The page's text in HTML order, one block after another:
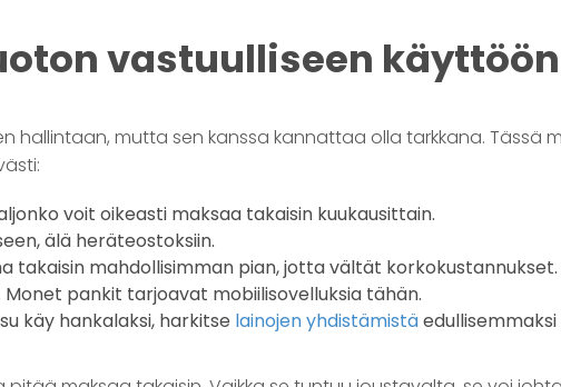
vastuulliseen käyttöön
hallintaan, mutta sen kanssa kannattaa olla tarkkana. Tässä
voit oikeasti maksaa takaisin kuukausittain.
älä heräteostoksiin.
takaisin mahdollisimman pian, jotta vältät korkokustannukset.
pankit tarjoavat mobiilisovelluksia tähän.
käy hankalaksi, harkitse lainojen yhdistämistäedullisemmaksi